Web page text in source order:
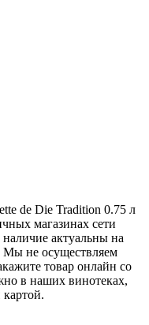
de Die Tradition 0.75 л
магазинах сети
актуальны на
Мы не осуществляем
товар онлайн со
в наших винотеках,